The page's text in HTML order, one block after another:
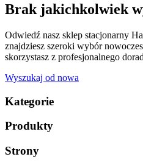
Brak jakichkolwiek
Odwiedź nasz sklep stacjonarny
znajdziesz szeroki wybór
skorzystasz z profesjonalnego
Wyszukaj od nowa
Kategorie
Produkty
Strony